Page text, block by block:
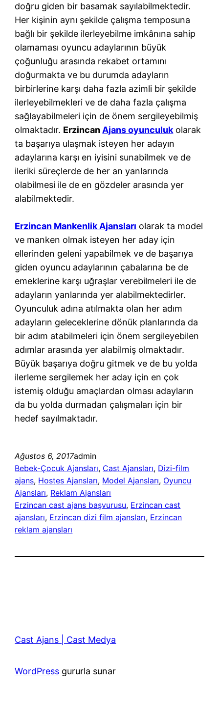
doğru giden bir basamak sayılabilmektedir.
Her kişinin aynı şekilde çalışma temposuna
bağlı bir şekilde ilerleyebilme imkânına sahip
olamaması oyuncu adaylarının büyük
çoğunluğu arasında rekabet ortamını
doğurmakta ve bu durumda adayların
birbirlerine karşı daha fazla azimli bir şekilde
ilerleyebilmekleri ve de daha fazla çalışma
sağlayabilmeleri için de önem sergileyebilmiş
olmaktadır. Erzincan Ajans oyunculuk olarak
ta başarıya ulaşmak isteyen her adayın
adaylarına karşı en iyisini sunabilmek ve de
ileriki süreçlerde de her an yanlarında
olabilmesi ile de en gözdeler arasında yer
alabilmektedir.
Erzincan Mankenlik Ajansları olarak ta model
ve manken olmak isteyen her aday için
ellerinden geleni yapabilmek ve de başarıya
giden oyuncu adaylarının çabalarına be de
emeklerine karşı uğraşlar verebilmeleri ile de
adayların yanlarında yer alabilmektedirler.
Oyunculuk adına atılmakta olan her adım
adayların geleceklerine dönük planlarında da
bir adım atabilmeleri için önem sergileyebilen
adımlar arasında yer alabilmiş olmaktadır.
Büyük başarıya doğru gitmek ve de bu yolda
ilerleme sergilemek her aday için en çok
istemiş olduğu amaçlardan olması adayların
da bu yolda durmadan çalışmaları için bir
hedef sayılmaktadır.
Ağustos 6, 2017admin
Bebek-Çocuk Ajansları, Cast Ajansları, Dizi-film
ajans, Hostes Ajansları, Model Ajansları, Oyuncu
Ajansları, Reklam Ajansları
Erzincan cast ajans başvurusu, Erzincan cast
ajansları, Erzincan dizi film ajansları, Erzincan
reklam ajansları
Cast Ajans | Cast Medya
WordPress gururla sunar